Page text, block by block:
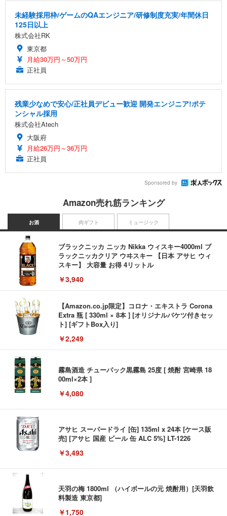
未経験採用枠/ゲームのQAエンジニア/研修制度充実/年間休日
125日以上
株式会社RK
東京都
月給30万円～50万円
正社員
残業少なめで安心/正社員デビュー歓迎 開発エンジニア!ポテ
ンシャル採用
株式会社Atech
大阪府
月給26万円～36万円
正社員
Sponsored by
Amazon売れ筋ランキング
お酒
ブラックニッカ ニッカ Nikka ウィスキー4000ml ブ
ラックニッカクリア ウヰスキー 【日本 アサヒ ウィ
スキー】 大容量 お得 4リットル
￥3,940
【Amazon.co.jp限定】コロナ・エキストラ Corona
Extra 瓶 [ 330ml × 8本 ] [オリジナルバケツ付きセッ
ト] [ギフトBox入り]
￥2,249
霧島酒造 チューパック黒霧島 25度 [ 焼酎 宮崎県 18
00ml×2本 ]
￥4,080
アサヒ スーパードライ [缶] 135ml x 24本 [ケース販
売] [アサヒ 国産 ビール 缶 ALC 5%] LT-1226
￥3,493
天羽の梅 1800ml （ハイボールの元 焼酎用）[天羽飲
料製造 東京都]
￥1,750
肉ギフト ミュージック